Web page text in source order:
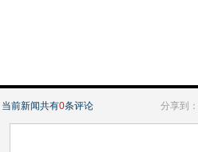
当前新闻共有0条评论 分享到：